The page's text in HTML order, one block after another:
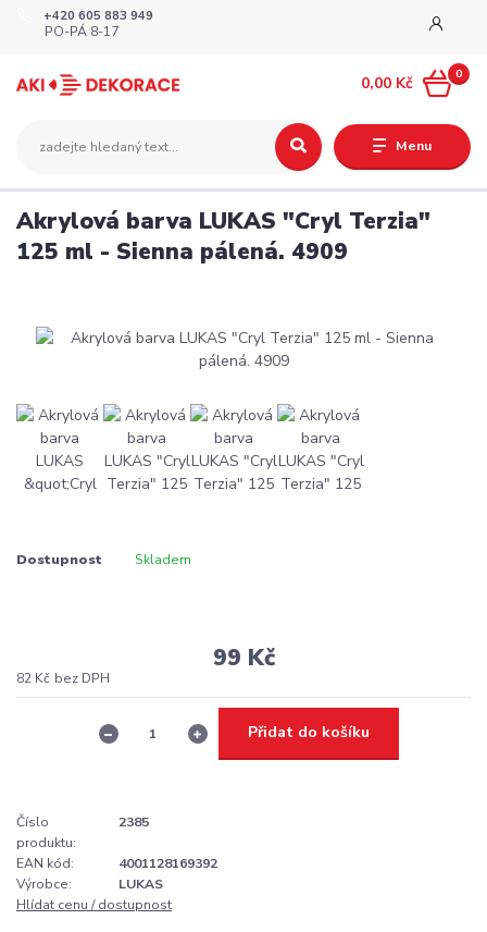
Menu
+420 605 883 949
PO-PÁ 8-17
0
0,00 Kč
Akrylová barva LUKAS "Cryl Terzia"
125 ml - Sienna pálená. 4909
Dostupnost Skladem
99 Kč
82 Kč bez DPH
Přidat do košíku
Číslo
produktu:
2385
EAN kód:
4001128169392
Výrobce:
LUKAS
Hlídat cenu / dostupnost